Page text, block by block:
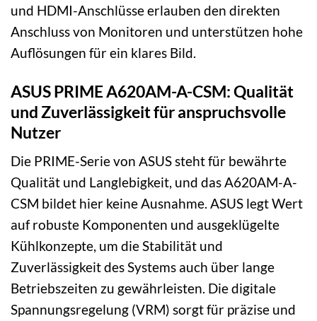
und HDMI-Anschlüsse erlauben den direkten
Anschluss von Monitoren und unterstützen hohe
Auflösungen für ein klares Bild.
ASUS PRIME A620AM-A-CSM: Qualität
und Zuverlässigkeit für anspruchsvolle
Nutzer
Die PRIME-Serie von ASUS steht für bewährte
Qualität und Langlebigkeit, und das A620AM-A-
CSM bildet hier keine Ausnahme. ASUS legt Wert
auf robuste Komponenten und ausgeklügelte
Kühlkonzepte, um die Stabilität und
Zuverlässigkeit des Systems auch über lange
Betriebszeiten zu gewährleisten. Die digitale
Spannungsregelung (VRM) sorgt für präzise und